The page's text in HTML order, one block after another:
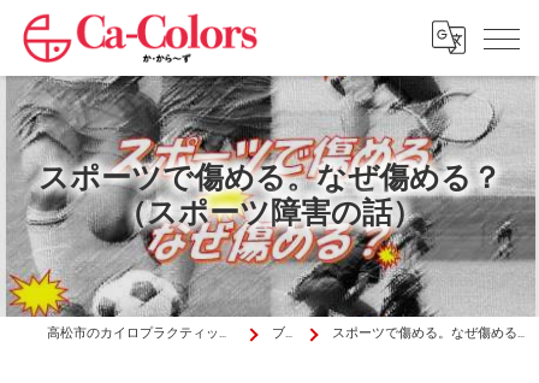
スポーツで傷める。なぜ傷める？
（スポーツ障害の話）
高松市のカイロプラクティックはか・から～ず施術院 ブログ スポーツで傷める。なぜ傷める？（スポーツ障害の話）